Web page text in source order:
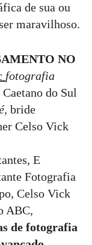
de sua ou
maravilhoso.
NO
fotografia
do Sul
bride
Celso Vick
E
Fotografia
Celso Vick
ABC,
de fotografia